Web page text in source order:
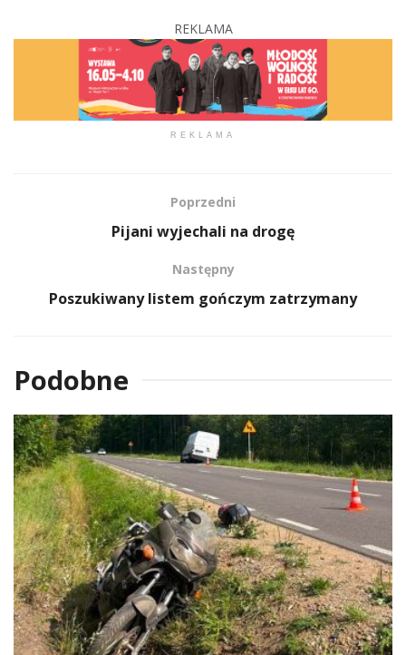
REKLAMA
REKLAMA
Poprzedni
Pijani wyjechali na drogę
Następny
Poszukiwany listem gończym zatrzymany
Podobne